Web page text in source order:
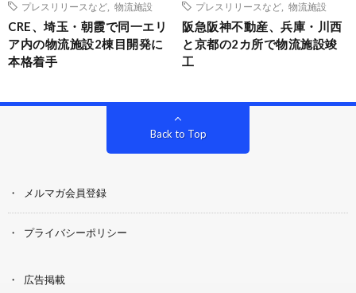
プレスリリースなど
物流施設
CRE、埼玉・朝霞で同一エリ
ア内の物流施設2棟目開発に
本格着手
プレスリリースなど
物流施設
阪急阪神不動産、兵庫・川西
と京都の2カ所で物流施設竣
工
Back to Top
メルマガ会員登録
プライバシーポリシー
広告掲載